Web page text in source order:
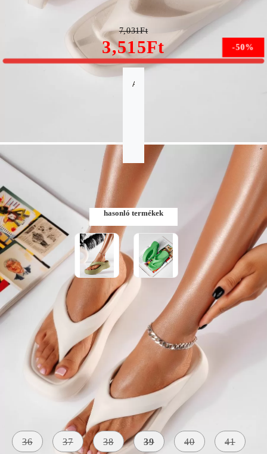
Anyagból #19881
-50%
3,515Ft
7,031Ft
A méret nem érhető el
hasonló termékek
36 37 38 39 40 41
Szólj, ha elérhető lesz